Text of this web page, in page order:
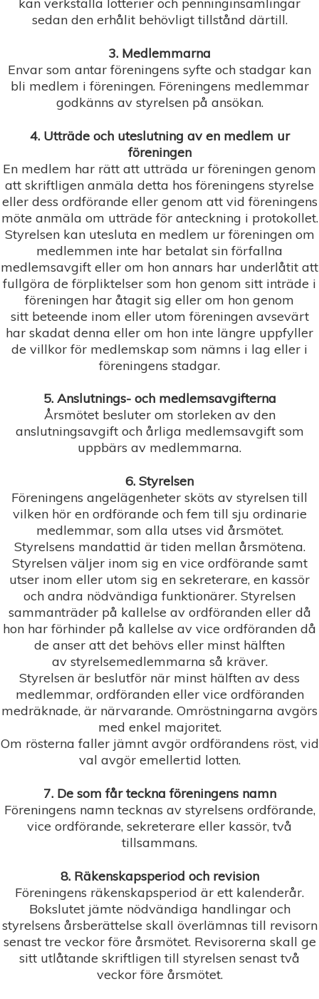
sedan den erhålit behövligt tillstånd därtill.
3. Medlemmarna
Envar som antar föreningens syfte och stadgar kan
bli medlem i föreningen. Föreningens medlemmar
godkänns av styrelsen på ansökan.
4. Utträde och uteslutning av en medlem ur
föreningen
En medlem har rätt att utträda ur föreningen genom
att skriftligen anmäla detta hos föreningens styrelse
eller dess ordförande eller genom att vid föreningens
möte anmäla om utträde för anteckning i protokollet.
Styrelsen kan utesluta en medlem ur föreningen om
medlemmen inte har betalat sin förfallna
medlemsavgift eller om hon annars har underlåtit att
fullgöra de förpliktelser som hon genom sitt inträde i
föreningen har åtagit sig eller om hon genom
sitt beteende inom eller utom föreningen avsevärt
har skadat denna eller om hon inte längre uppfyller
de villkor för medlemskap som nämns i lag eller i
föreningens stadgar.
5. Anslutnings- och medlemsavgifterna
Årsmötet besluter om storleken av den
anslutningsavgift och årliga medlemsavgift som
uppbärs av medlemmarna.
6. Styrelsen
Föreningens angelägenheter sköts av styrelsen till
vilken hör en ordförande och fem till sju ordinarie
medlemmar, som alla utses vid årsmötet.
Styrelsens mandattid är tiden mellan årsmötena.
Styrelsen väljer inom sig en vice ordförande samt
utser inom eller utom sig en sekreterare, en kassör
och andra nödvändiga funktionärer. Styrelsen
sammanträder på kallelse av ordföranden eller då
hon har förhinder på kallelse av vice ordföranden då
de anser att det behövs eller minst hälften
av styrelsemedlemmarna så kräver.
Styrelsen är beslutför när minst hälften av dess
medlemmar, ordföranden eller vice ordföranden
medräknade, är närvarande. Omröstningarna avgörs
med enkel majoritet.
Om rösterna faller jämnt avgör ordförandens röst, vid
val avgör emellertid lotten.
7. De som får teckna föreningens namn
Föreningens namn tecknas av styrelsens ordförande,
vice ordförande, sekreterare eller kassör, två
tillsammans.
8. Räkenskapsperiod och revision
Föreningens räkenskapsperiod är ett kalenderår.
Bokslutet jämte nödvändiga handlingar och
styrelsens årsberättelse skall överlämnas till revisorn
senast tre veckor före årsmötet. Revisorerna skall ge
sitt utlåtande skriftligen till styrelsen senast två
veckor före årsmötet.